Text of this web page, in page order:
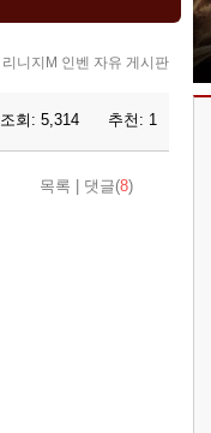
리니지M 인벤 자유 게시판
조회: 5,314 추천: 1
목록 댓글(8)